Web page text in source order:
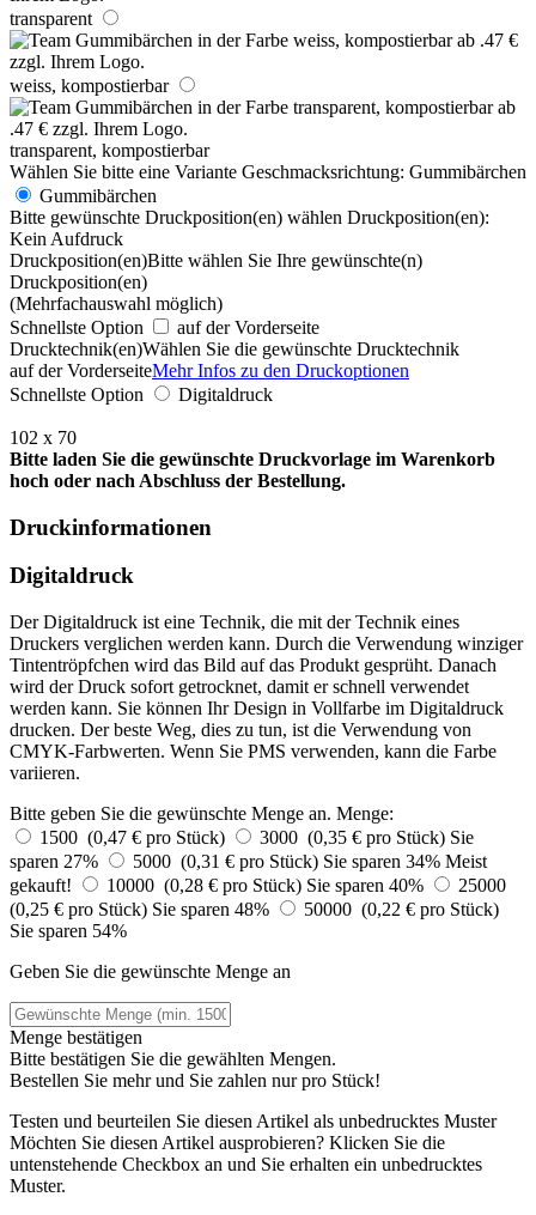
transparent
weiss, kompostierbar
transparent, kompostierbar
Wählen Sie bitte eine Variante Geschmacksrichtung: Gummibärchen
Gummibärchen
Bitte gewünschte Druckposition(en) wählen Druckposition(en):
Kein Aufdruck
Druckposition(en)Bitte wählen Sie Ihre gewünschte(n)
Druckposition(en)
(Mehrfachauswahl möglich)
Schnellste Option
auf der Vorderseite
Drucktechnik(en)Wählen Sie die gewünschte Drucktechnik
auf der VorderseiteMehr Infos zu den Druckoptionen
Schnellste Option
Digitaldruck
102 x 70
Bitte laden Sie die gewünschte Druckvorlage im Warenkorb
hoch oder nach Abschluss der Bestellung.
Druckinformationen
Digitaldruck
Der Digitaldruck ist eine Technik, die mit der Technik eines
Druckers verglichen werden kann. Durch die Verwendung winziger
Tintentröpfchen wird das Bild auf das Produkt gesprüht. Danach
wird der Druck sofort getrocknet, damit er schnell verwendet
werden kann. Sie können Ihr Design in Vollfarbe im Digitaldruck
drucken. Der beste Weg, dies zu tun, ist die Verwendung von
CMYK-Farbwerten. Wenn Sie PMS verwenden, kann die Farbe
variieren.
Bitte geben Sie die gewünschte Menge an. Menge:
1500 (0,47 € pro Stück)
3000 (0,35 € pro Stück) Sie
sparen 27%
5000 (0,31 € pro Stück) Sie sparen 34% Meist
gekauft!
10000 (0,28 € pro Stück) Sie sparen 40%
25000
(0,25 € pro Stück) Sie sparen 48%
50000 (0,22 € pro Stück)
Sie sparen 54%
Geben Sie die gewünschte Menge an
Menge bestätigen
Bitte bestätigen Sie die gewählten Mengen.
Bestellen Sie mehr und Sie zahlen nurpro Stück!
Testen und beurteilen Sie diesen Artikel als unbedrucktes Muster
Möchten Sie diesen Artikel ausprobieren? Klicken Sie die
untenstehende Checkbox an und Sie erhalten ein unbedrucktes
Muster.